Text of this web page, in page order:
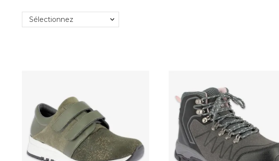
Sélectionnez